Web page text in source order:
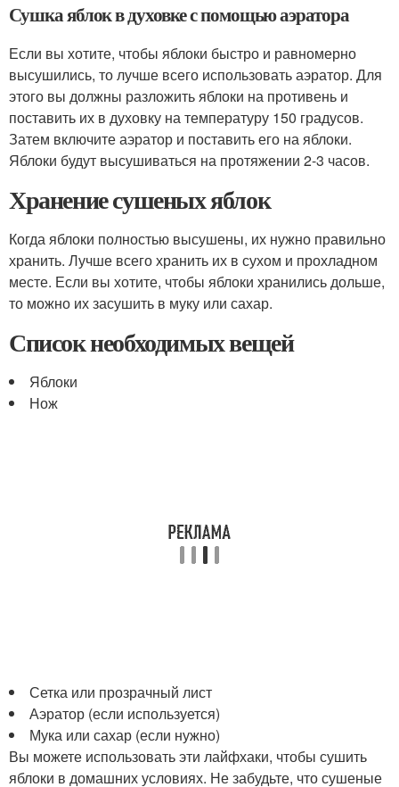
Сушка яблок в духовке с помощью аэратора
Если вы хотите, чтобы яблоки быстро и равномерно
высушились, то лучше всего использовать аэратор. Для
этого вы должны разложить яблоки на противень и
поставить их в духовку на температуру 150 градусов.
Затем включите аэратор и поставить его на яблоки.
Яблоки будут высушиваться на протяжении 2-3 часов.
Хранение сушеных яблок
Когда яблоки полностью высушены, их нужно правильно
хранить. Лучше всего хранить их в сухом и прохладном
месте. Если вы хотите, чтобы яблоки хранились дольше,
то можно их засушить в муку или сахар.
Список необходимых вещей
Яблоки
Нож
Сетка или прозрачный лист
Аэратор (если используется)
Мука или сахар (если нужно)
Вы можете использовать эти лайфхаки, чтобы сушить
яблоки в домашних условиях. Не забудьте, что сушеные